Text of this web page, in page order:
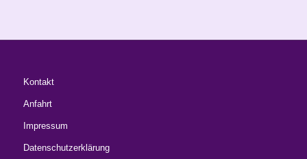
Kontakt
Anfahrt
Impressum
Datenschutzerklärung